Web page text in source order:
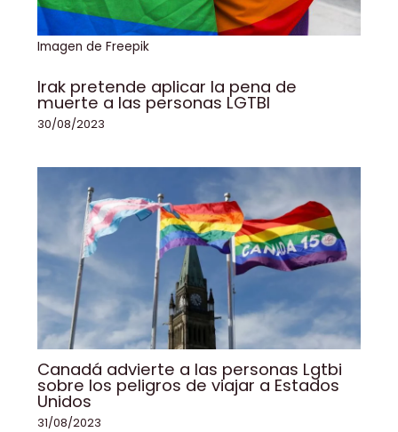
Imagen de Freepik
Irak pretende aplicar la pena de
muerte a las personas LGTBI
30/08/2023
Canadá advierte a las personas Lgtbi
sobre los peligros de viajar a Estados
Unidos
31/08/2023